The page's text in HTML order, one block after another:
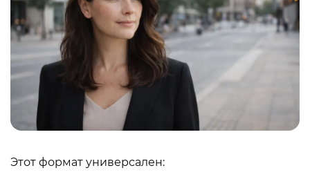
Этот формат универсален: